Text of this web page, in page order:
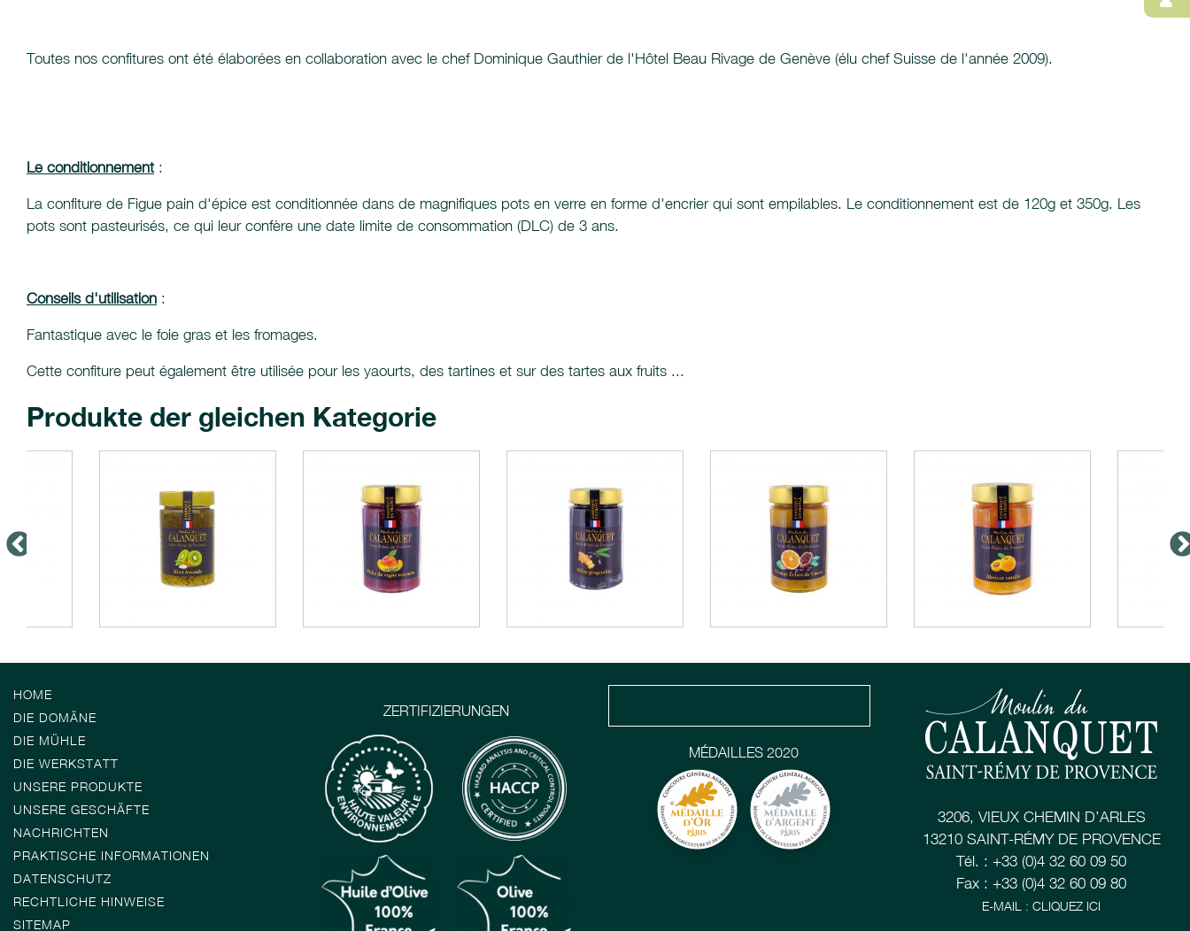
Toutes nos confitures ont été élaborées en collaboration avec le chef Dominique Gauthier de l'Hôtel Beau Rivage de Genève (élu chef Suisse de l'année 2009).
Le conditionnement:
La confiture de Figue pain d'épice est conditionnée dans de magnifiques pots en verre en forme d'encrier qui sont empilables. Le conditionnement est de 120g et 350g. Les
pots sont pasteurisés, ce qui leur confère une date limite de consommation (DLC) de 3 ans.
Conseils d'utilisation :
Fantastique avec le foie gras et les fromages.
Cette confiture peut également être utilisée pour les yaourts, des tartines et sur des tartes aux fruits ...
Produkte der gleichen Kategorie
HOME
DIE DOMÄNE
DIE MÜHLE
DIE WERKSTATT
UNSERE PRODUKTE
UNSERE GESCHÄFTE
NACHRICHTEN
PRAKTISCHE INFORMATIONEN
DATENSCHUTZ
RECHTLICHE HINWEISE
SITEMAP
ZERTIFIZIERUNGEN
MÉDAILLES 2020
3206, VIEUX CHEMIN D’ARLES
13210 SAINT-RÉMY DE PROVENCE
Tél. : +33 (0)4 32 60 09 50
Fax : +33 (0)4 32 60 09 80
E-MAIL : CLIQUEZ ICI